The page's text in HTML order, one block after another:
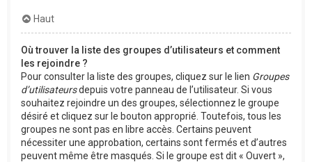
Haut
Où trouver la liste des groupes d’utilisateurs et comment
les rejoindre ?
Pour consulter la liste des groupes, cliquez sur le lien Groupes
d’utilisateursdepuis votre panneau de l’utilisateur. Si vous
souhaitez rejoindre un des groupes, sélectionnez le groupe
désiré et cliquez sur le bouton approprié. Toutefois, tous les
groupes ne sont pas en libre accès. Certains peuvent
nécessiter une approbation, certains sont fermés et d’autres
peuvent même être masqués. Si le groupe est dit « Ouvert »,